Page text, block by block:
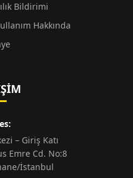
Bildirimi
Hakkında
– Giriş Katı
Emre Cd. No:8
İstanbul